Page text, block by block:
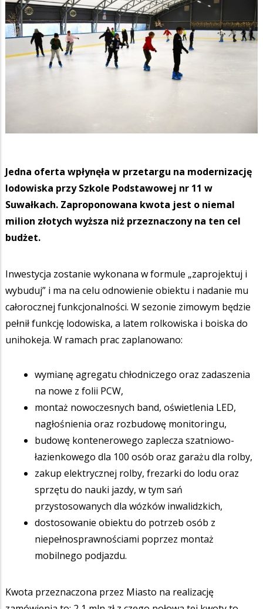
Jedna oferta wpłynęła w przetargu na modernizację
lodowiska przy Szkole Podstawowej nr 11 w
Suwałkach. Zaproponowana kwota jest o niemal
milion złotych wyższa niż przeznaczony na ten cel
budżet.
Inwestycja zostanie wykonana w formule „zaprojektuj i
wybuduj” i ma na celu odnowienie obiektu i nadanie mu
całorocznej funkcjonalności. W sezonie zimowym będzie
pełnił funkcję lodowiska, a latem rolkowiska i boiska do
unihokeja. W ramach prac zaplanowano:
wymianę agregatu chłodniczego oraz zadaszenia
na nowe z folii PCW,
montaż nowoczesnych band, oświetlenia LED,
nagłośnienia oraz rozbudowę monitoringu,
budowę kontenerowego zaplecza szatniowo-
łazienkowego dla 100 osób oraz garażu dla rolby,
zakup elektrycznej rolby, frezarki do lodu oraz
sprzętu do nauki jazdy, w tym sań
przystosowanych dla wózków inwalidzkich,
dostosowanie obiektu do potrzeb osób z
niepełnosprawnościami poprzez montaż
mobilnego podjazdu.
Kwota przeznaczona przez Miasto na realizację